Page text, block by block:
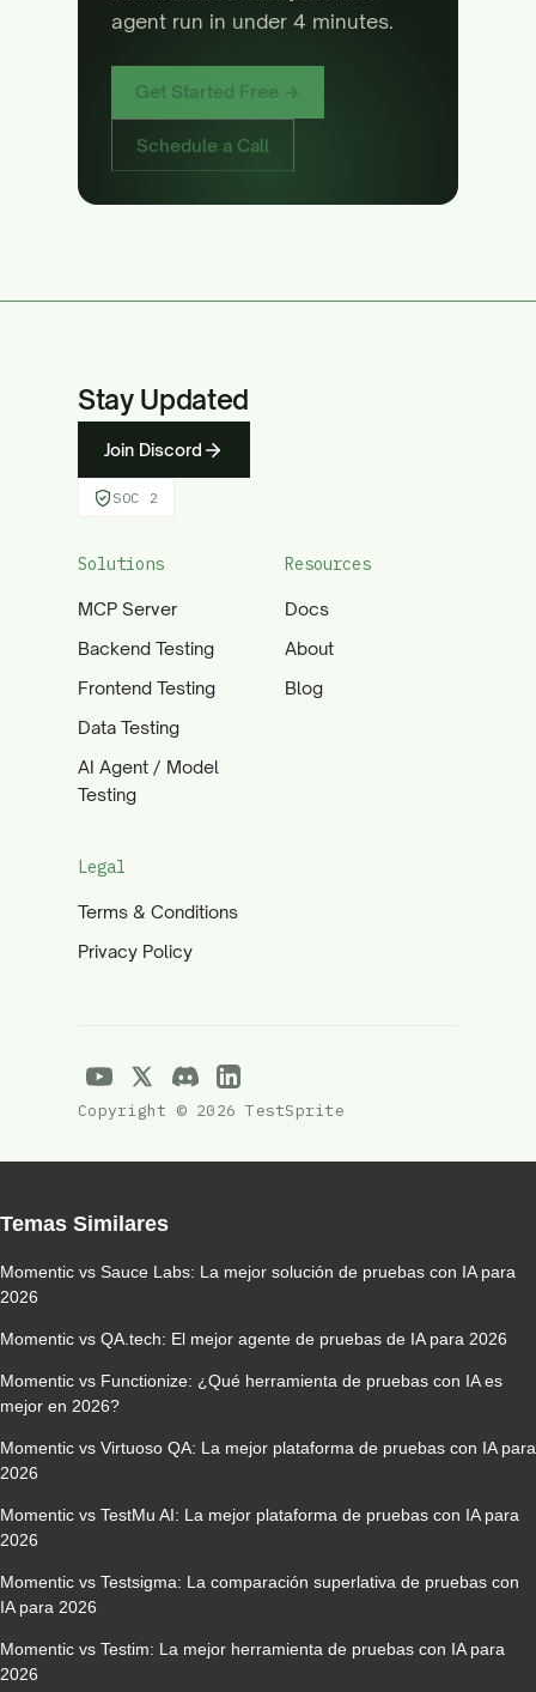
agent run in under 4 minutes.
Get Started Free →
Schedule a Call
Stay Updated
Join Discord
SOC 2
Solutions
MCP Server
Backend Testing
Frontend Testing
Data Testing
AI Agent / Model
Testing
Resources
Docs
About
Blog
Legal
Terms & Conditions
Privacy Policy
Copyright © 2026 TestSprite
Temas Similares
Momentic vs Sauce Labs: La mejor solución de pruebas con IA para
2026
Momentic vs QA.tech: El mejor agente de pruebas de IA para 2026
Momentic vs Functionize: ¿Qué herramienta de pruebas con IA es
mejor en 2026?
Momentic vs Virtuoso QA: La mejor plataforma de pruebas con IA para
2026
Momentic vs TestMu AI: La mejor plataforma de pruebas con IA para
2026
Momentic vs Testsigma: La comparación superlativa de pruebas con
IA para 2026
Momentic vs Testim: La mejor herramienta de pruebas con IA para
2026